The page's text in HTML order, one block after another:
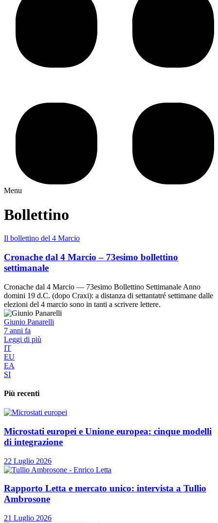
Menu
Bollettino
Il bollettino del 4 Marcio
Cronache dal 4 Marcio – 73esimo bollettino
settimanale
Cronache dal 4 Marcio — 73esimo Bollettino Settimanale Anno
domini 19 d.C. (dopo Craxi): a distanza di settantatré settimane dalle
elezioni del 4 marcio sono in tanti a scrivere lettere.
Giunio Panarelli
7 anni fa
Leggi di più
IT
EU
EA
SI
Più recenti
Microstati europei e Unione europea: cinque modelli
di integrazione
22 Luglio 2026
Rapporto Letta e mercato unico: intervista a Tullio
Ambrosone
21 Luglio 2026